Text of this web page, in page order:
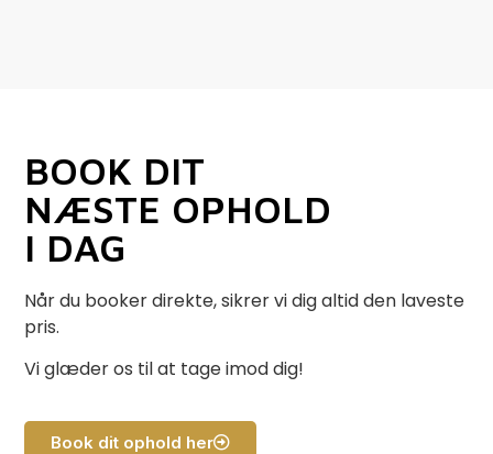
BOOK DIT
NÆSTE OPHOLD
I DAG
Når du booker direkte, sikrer vi dig altid den laveste
pris.
Vi glæder os til at tage imod dig!
Book dit ophold her